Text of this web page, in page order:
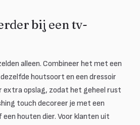
bij een tv-
alleen. Combineer het met een
houtsoort en een dressoir
extra opslag, zodat het geheel rust
touch decoreer je met een
houten dier. Voor klanten uit